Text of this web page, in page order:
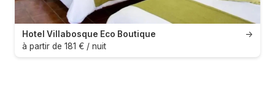
→
Hotel Villabosque Eco Boutique
à partir de 181 € / nuit